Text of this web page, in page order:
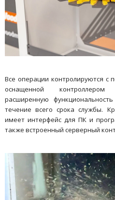
Все операции контролируются с
оснащенной
расширенную
течение всего срока службы.
имеет интерфейс для ПК и
также встроенный серверный